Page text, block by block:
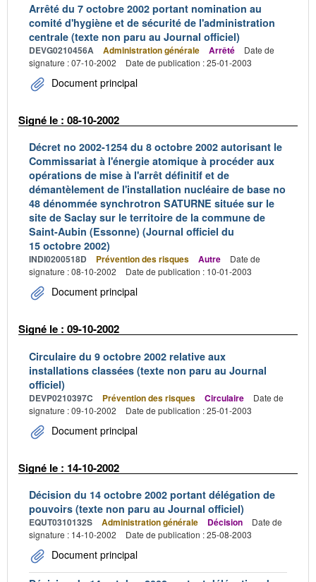
Arrêté du 7 octobre 2002 portant nomination au
comité d'hygiène et de sécurité de l'administration
centrale (texte non paru au Journal officiel)
DEVG0210456A Administration générale Arrêté
Date de
signature : 07-10-2002
Date de publication : 25-01-2003
Document principal
Signé le : 08-10-2002
Décret no 2002-1254 du 8 octobre 2002 autorisant le
Commissariat à l'énergie atomique à procéder aux
opérations de mise à l'arrêt définitif et de
démantèlement de l'installation nucléaire de base no
48 dénommée synchrotron SATURNE située sur le
site de Saclay sur le territoire de la commune de
Saint-Aubin (Essonne) (Journal officiel du
15 octobre 2002)
INDI0200518D Prévention des risques Autre
Date de
signature : 08-10-2002
Date de publication : 10-01-2003
Document principal
Signé le : 09-10-2002
Circulaire du 9 octobre 2002 relative aux
installations classées (texte non paru au Journal
officiel)
DEVP0210397C Prévention des risques Circulaire
Date de
signature : 09-10-2002
Date de publication : 25-01-2003
Document principal
Signé le : 14-10-2002
Décision du 14 octobre 2002 portant délégation de
pouvoirs (texte non paru au Journal officiel)
EQUT0310132S Administration générale Décision
Date de
signature : 14-10-2002
Date de publication : 25-08-2003
Document principal